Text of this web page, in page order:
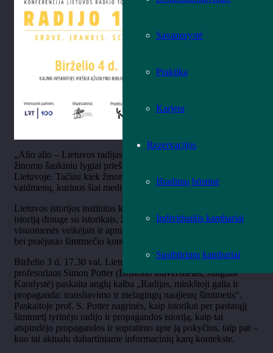
Savanorystė
Praktika
Karjera
Rezervacijos
Išradimų būstinė
Individualūs kambariai
Susibūrimų kambariai
„Alio alio – Lietuvos radijas – Kaunas“ – šiuo puikiai šiandien
žinomu šaukiniu lygiai prieš šimtą metų prasidėjo radijo istorija
Lietuvoje. Tačiau kiek žinome apie daugybę radijo balsų ir
vaidmenų, kuriuos šiai medijai buvo skirta atlikti per šimtmetį?
Lietuvos istorijos institutas kviečia apžvelgti Lietuvos radijo
istoriją drauge su istorikais, žurnalistais, menininkais,
visuomenės veikėjais ir apmąstyti jo reikšmę dabarties pasaulyje
bei praėjusio šimtmečio kontekstuose.
Birželio 3 d. 17.30 val. Lietuvos istorijos institute vyks
profesoriaus Simon Potter (Bristolio universitetas, Jungtinė
Karalystė) paskaita anglų kalba „Radijas, minkštoji galia ir
propaganda: transliavimo ir melagingų naujienų šimtmetis“.
Paskaitoje prof. S. Potter nagrinės, kaip istorikai per pastarąjį
šimtmetį tyrinėjo radijo ir propagandos istoriją, kaip tai
atspindėjo propagandos ir supratimo apie ją pokyčius, taip pat –
kuo tai aktualu dabartiniame informacinių karų kontekste.